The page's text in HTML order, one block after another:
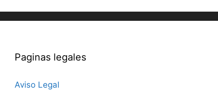
Paginas legales
Aviso Legal